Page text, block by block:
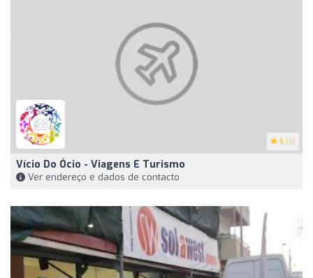
5 (4)
Vício Do Ócio - Viagens E Turismo
Ver endereço e dados de contacto